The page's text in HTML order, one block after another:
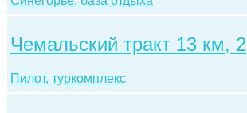
Чемальский тракт 13 км, 2
Пилот, туркомплекс